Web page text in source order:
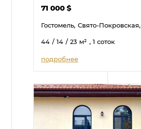
71 000$
Гостомель, Свято-Покровская,
44 / 14 / 23 м² , 1 соток
подробнее